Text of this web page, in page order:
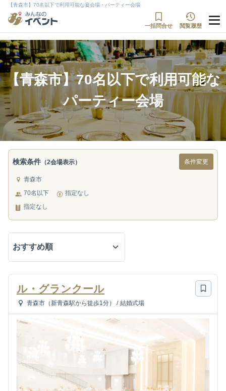
【青森市】70名以下で利用可能な宴会場・パーティー会場
一括問合せ 閲覧履歴
【青森市】70名以下で利用可能な
パーティー会場
検索条件 （2会場表示） 条件変更
青森市
70名以下
指定なし
指定なし
ル・グランクール
青森市（新青森駅から徒歩1分） / 結婚式場